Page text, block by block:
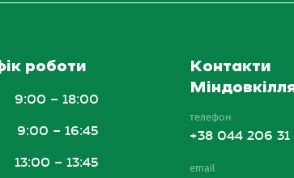
роботи
9:00 – 18:00
9:00 – 16:45
13:00 – 13:45
Контакти
телефон
+38 044 206 31
email